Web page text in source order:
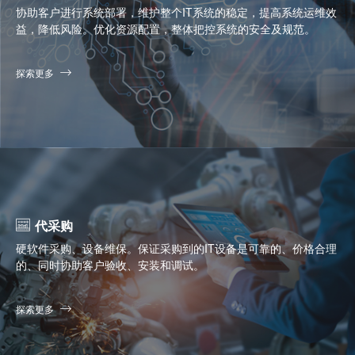
协助客户进行系统部署，维护整个IT系统的稳定，提高系统运维效
益，降低风险。优化资源配置，整体把控系统的安全及规范。
探索更多
代采购
硬软件采购、设备维保。保证采购到的IT设备是可靠的、价格合理
的、同时协助客户验收、安装和调试。
探索更多